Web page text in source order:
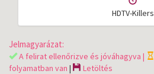
HDTV-Killers
Jelmagyarázat:
A felirat ellenőrizve és jóváhagyva |
folyamatban van | Letöltés